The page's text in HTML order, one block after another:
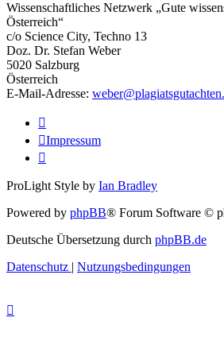
Wissenschaftliches Netzwerk „Gute
Österreich“
c/o Science City, Techno 13
Doz. Dr. Stefan Weber
5020 Salzburg
Österreich
E-Mail-Adresse:
Impressum
ProLight Style by Ian Bradley
Powered by phpBB® Forum Software ©
Deutsche Übersetzung durch phpBB.de
Datenschutz | Nutzungsbedingungen